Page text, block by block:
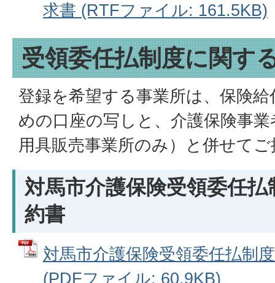
求書 (RTFファイル: 161.5KB)
受領委任払制度に関す
登録を希望する事業所は、保険
めの口座の写しと、介護保険事
用具販売事業所のみ）と併せて
対馬市介護保険受領委任
約書
対馬市介護保険受領委任払制
(PDFファイル: 60.9KB)